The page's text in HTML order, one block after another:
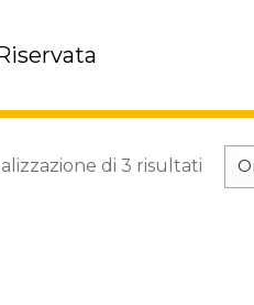
di 3 risultati